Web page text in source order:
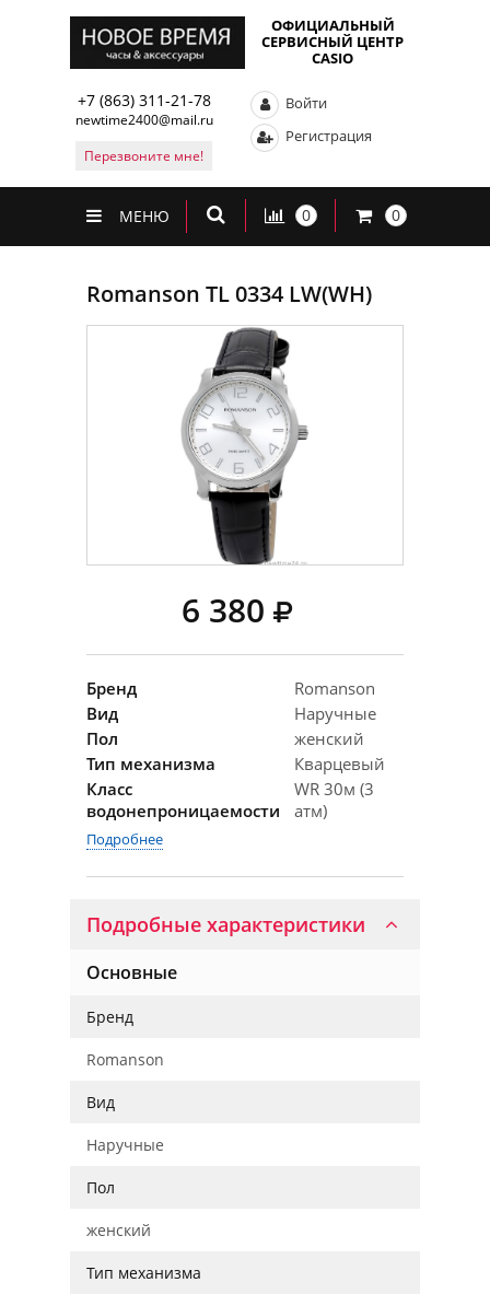
ОФИЦИАЛЬНЫЙ
СЕРВИСНЫЙ ЦЕНТР
CASIO
+7 (863) 311-21-78
newtime2400@mail.ru
Перезвоните мне!
Войти
Регистрация
МЕНЮ 0 0
Romanson TL 0334 LW(WH)
6 380
Бренд
Romanson
Вид
Наручные
Пол
женский
Тип механизма
Кварцевый
Класс
водонепроницаемости
WR 30м (3
атм)
Подробнее
Подробные характеристики
Основные
Бренд
Romanson
Вид
Наручные
Пол
женский
Тип механизма